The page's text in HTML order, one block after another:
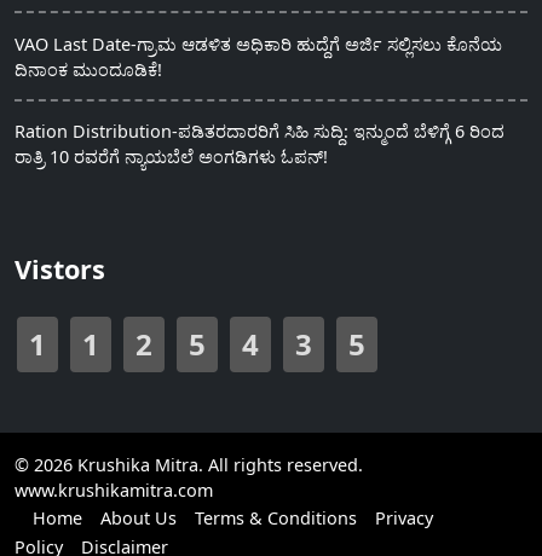
VAO Last Date-ಗ್ರಾಮ ಆಡಳಿತ ಅಧಿಕಾರಿ ಹುದ್ದೆಗೆ ಅರ್ಜಿ ಸಲ್ಲಿಸಲು ಕೊನೆಯ
ದಿನಾಂಕ ಮುಂದೂಡಿಕೆ!
Ration Distribution-ಪಡಿತರದಾರರಿಗೆ ಸಿಹಿ ಸುದ್ದಿ: ಇನ್ಮುಂದೆ ಬೆಳಿಗ್ಗೆ 6 ರಿಂದ
ರಾತ್ರಿ 10 ರವರೆಗೆ ನ್ಯಾಯಬೆಲೆ ಅಂಗಡಿಗಳು ಓಪನ್!
Vistors
1 1 2 5 4 3 5
© 2026 Krushika Mitra. All rights reserved.
www.krushikamitra.com
Home
About Us Terms & Conditions
Privacy
Policy
Disclaimer